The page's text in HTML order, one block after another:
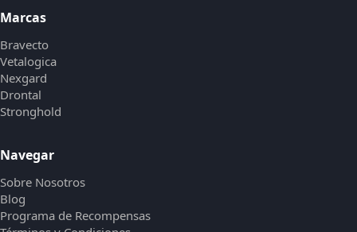
Marcas
Bravecto
Vetalogica
Nexgard
Drontal
Stronghold
Navegar
Sobre Nosotros
Blog
Programa de Recompensas